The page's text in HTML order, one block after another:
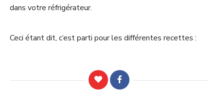
dans votre réfrigérateur.
Ceci étant dit, c’est parti pour les différentes recettes :